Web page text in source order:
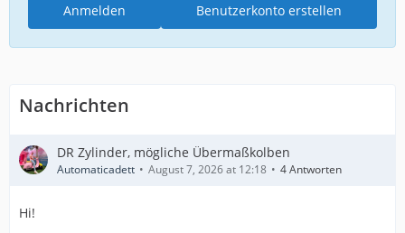
Benutzerkonto erstellen
Anmelden
Nachrichten
DR Zylinder, mögliche Übermaßkolben
Automaticadett August 7, 2026 at 12:18 4 Antworten
Hi!